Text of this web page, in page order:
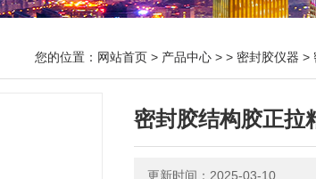
您的位置： 网站首页 > 产品中心 > > 密封胶仪器 >
密封胶结构胶正拉
更新时间：2025-03-10